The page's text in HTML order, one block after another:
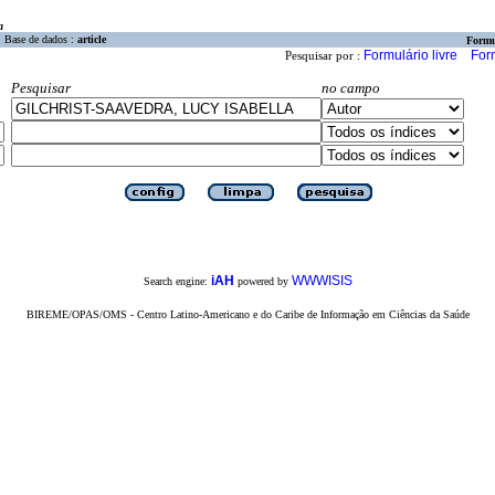
Base de dados : article
Pesquisar por : Formulário livre
Pesquisar
no campo
Search engine: iAH powered by WWWISIS
BIREME/OPAS/OMS - Centro Latino-Americano e do Caribe de Informação em Ciências da Saúde